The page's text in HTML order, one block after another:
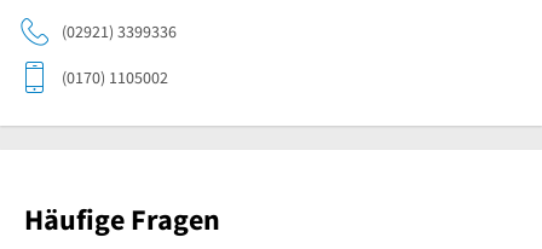
(02921) 3399336
(0170) 1105002
Häufige Fragen